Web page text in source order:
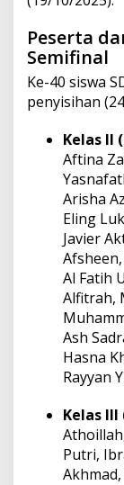
Peserta
Semifinal
Ke-40 siswa
penyisihan
Kelas II
Aftina
Arisha
Eling
Javier
Al Fatih
Alfitrah,
Ash
Hasna
Rayyan
Kelas III
Putri,